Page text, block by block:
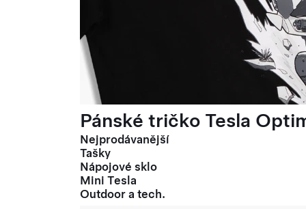
Pánské tričko Tesla
Nejprodávanější
Tašky
Nápojové sklo
Mini Tesla
Outdoor a tech.